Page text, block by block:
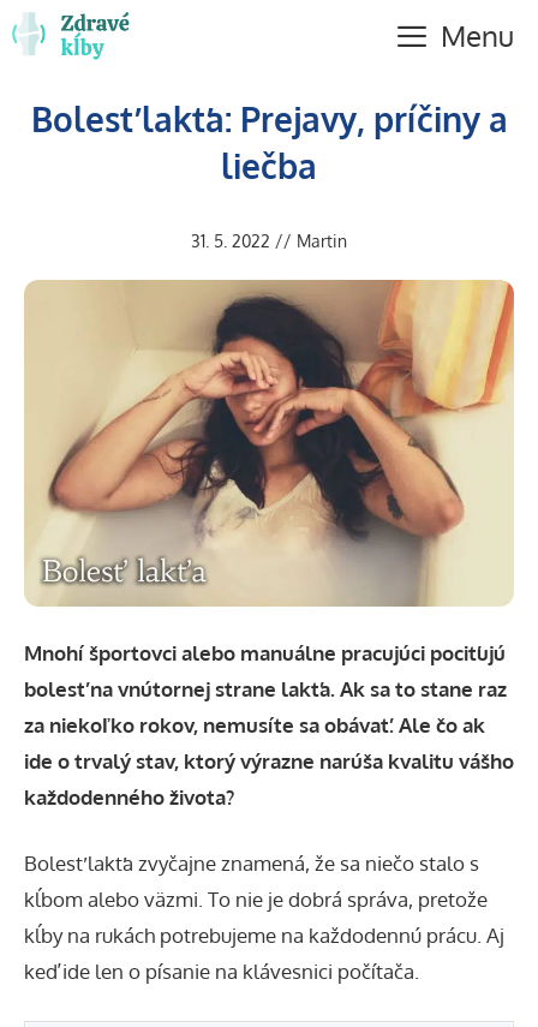
Preskočiť
Menu
Bolesť lakťa: Prejavy, príčiny a
liečba
31. 5. 2022 // Martin
Mnohí športovci alebo manuálne pracujúci pociťujú
bolesť na vnútornej strane lakťa. Ak sa to stane raz
za niekoľko rokov, nemusíte sa obávať. Ale čo ak
ide o trvalý stav, ktorý výrazne narúša kvalitu vášho
každodenného života?
Bolesť lakťa zvyčajne znamená, že sa niečo stalo s
kĺbom alebo väzmi. To nie je dobrá správa, pretože
kĺby na rukách potrebujeme na každodennú prácu. Aj
keď ide len o písanie na klávesnici počítača.